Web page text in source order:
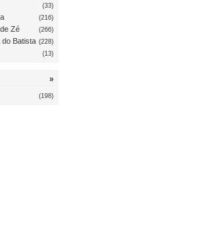
(33)
(216)
Zé (266)
do Batista (228)
(13)
»
(198)